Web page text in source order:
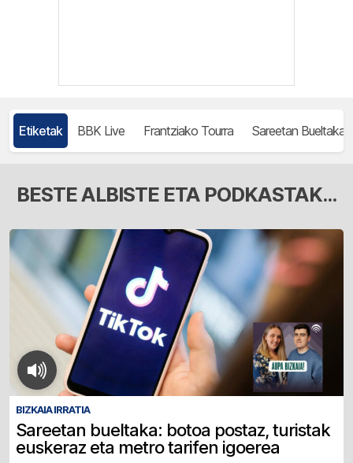
Etiketak BBK Live Frantziako Tourra Sareetan Bueltaka
BESTE ALBISTE ETA PODKASTAK...
BIZKAIA IRRATIA
Sareetan bueltaka: botoa postaz, turistak
euskeraz eta metro tarifen igoerea